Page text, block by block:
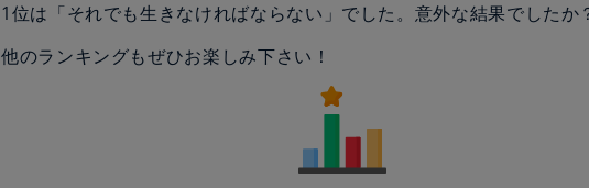
1位は「それでも生きなければならない」でした。意外な結果でしたか
他のランキングもぜひお楽しみ下さい！